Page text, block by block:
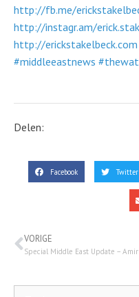
http://fb.me/
http://instagr.am/
http://erickstakelbeck.com
#middleeastnews
Delen:
Facebook Twitter
VORIGE